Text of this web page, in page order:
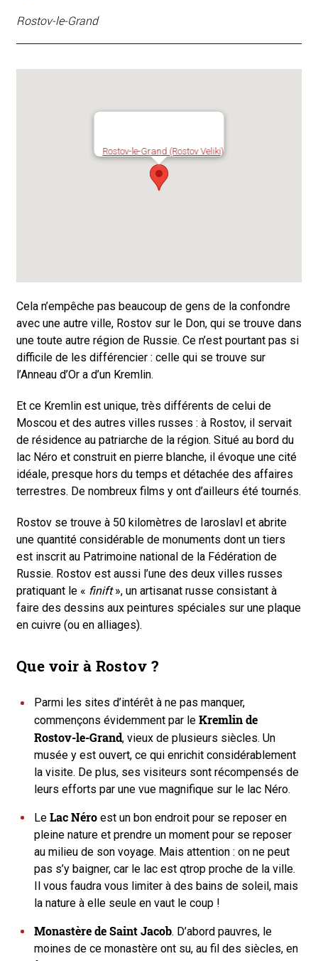
Rostov-le-Grand
Rostov-le-Grand (Rostov Veliki)
Cela n’empêche pas beaucoup de gens de la confondre
avec une autre ville, Rostov sur le Don, qui se trouve dans
une toute autre région de Russie. Ce n’est pourtant pas si
difficile de les différencier : celle qui se trouve sur
l’Anneau d’Or a d’un Kremlin.
Et ce Kremlin est unique, très différents de celui de
Moscou et des autres villes russes : à Rostov, il servait
de résidence au patriarche de la région. Situé au bord du
lac Néro et construit en pierre blanche, il évoque une cité
idéale, presque hors du temps et détachée des affaires
terrestres. De nombreux films y ont d’ailleurs été tournés.
Rostov se trouve à 50 kilomètres de Iaroslavl et abrite
une quantité considérable de monuments dont un tiers
est inscrit au Patrimoine national de la Fédération de
Russie. Rostov est aussi l’une des deux villes russes
pratiquant le « finift», un artisanat russe consistant à
faire des dessins aux peintures spéciales sur une plaque
en cuivre (ou en alliages).
Que voir à Rostov ?
Parmi les sites d’intérêt à ne pas manquer,
commençons évidemment par le Kremlin de
Rostov-le-Grand, vieux de plusieurs siècles. Un
musée y est ouvert, ce qui enrichit considérablement
la visite. De plus, ses visiteurs sont récompensés de
leurs efforts par une vue magnifique sur le lac Néro.
Le Lac Néro est un bon endroit pour se reposer en
pleine nature et prendre un moment pour se reposer
au milieu de son voyage. Mais attention : on ne peut
pas s’y baigner, car le lac est qtrop proche de la ville.
Il vous faudra vous limiter à des bains de soleil, mais
la nature à elle seule en vaut le coup !
Monastère de Saint Jacob. D’abord pauvres, le
moines de ce monastère ont su, au fil des siècles, en